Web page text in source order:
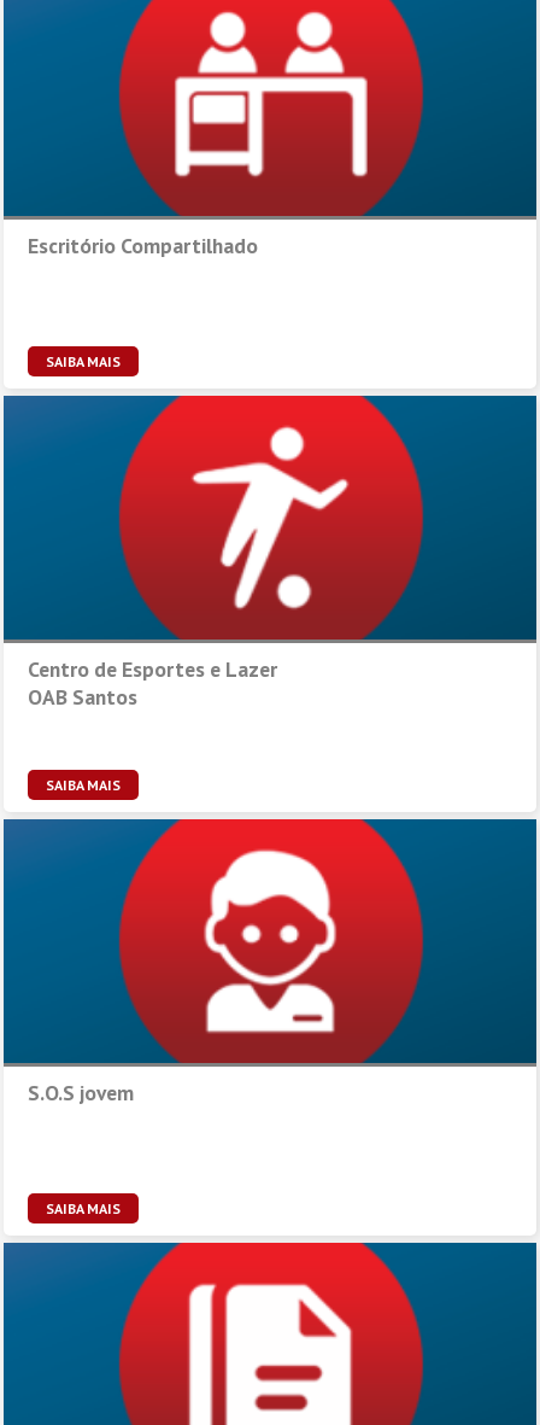
Escritório Compartilhado
SAIBA MAIS
Centro de Esportes e Lazer
OAB Santos
SAIBA MAIS
S.O.S jovem
SAIBA MAIS